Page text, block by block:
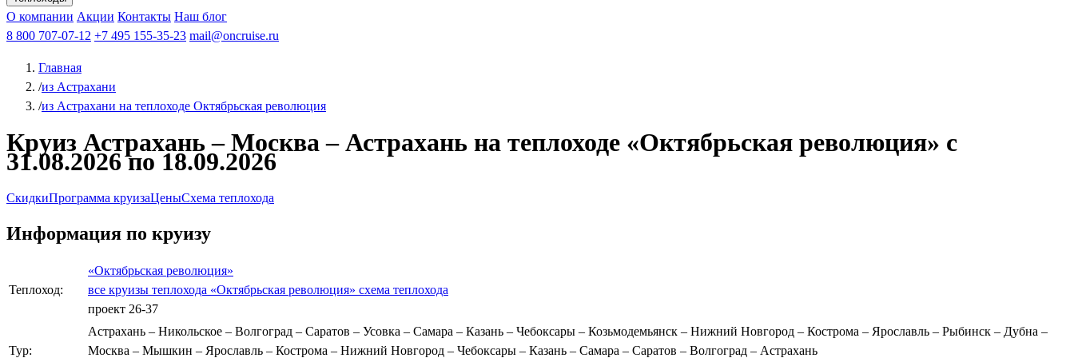
Афанасий Никитин Октябрьская революция
О компании Акции Контакты Наш блог
8 800 707-07-12 +7 495 155-35-23 mail@oncruise.ru
Главная
/из Астрахани
/из Астрахани на теплоходе Октябрьская революция
Круиз Астрахань – Москва – Астрахань на теплоходе «Октябрьская революция» с
31.08.2026 по 18.09.2026
СкидкиПрограмма круизаЦеныСхема теплохода
Информация по круизу
Теплоход:
«Октябрьская революция»
все круизы теплохода «Октябрьская революция» схема теплохода
проект 26-37
Тур:
Астрахань – Никольское – Волгоград – Саратов – Усовка – Самара – Казань – Чебоксары – Козьмодемьянск – Нижний Новгород – Кострома – Ярославль – Рыбинск – Дубна –
Москва – Мышкин – Ярославль – Кострома – Нижний Новгород – Чебоксары – Казань – Самара – Саратов – Волгоград – Астрахань